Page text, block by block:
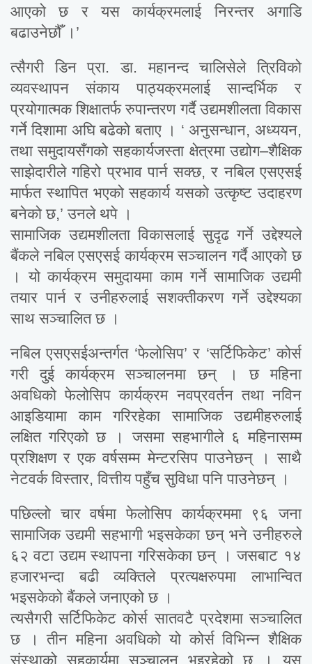
आएको छ र यस कार्यक्रमलाई निरन्तर अगाडि
बढाउनेछौँ ।’
त्सैगरी डिन प्रा. डा. महानन्द चालिसेले त्रिविको
व्यवस्थापन संकाय पाठ्यक्रमलाई सान्दर्भिक र
प्रयोगात्मक शिक्षातर्फ रुपान्तरण गर्दै उद्यमशीलता विकास
गर्ने दिशामा अघि बढेको बताए । ‘ अनुसन्धान, अध्ययन,
तथा समुदायसँगको सहकार्यजस्ता क्षेत्रमा उद्योग–शैक्षिक
साझेदारीले गहिरो प्रभाव पार्न सक्छ, र नबिल एसएसई
मार्फत स्थापित भएको सहकार्य यसको उत्कृष्ट उदाहरण
बनेको छ,’ उनले थपे ।
सामाजिक उद्यमशीलता विकासलाई सुदृढ गर्ने उद्देश्यले
बैंकले नबिल एसएसई कार्यक्रम सञ्चालन गर्दै आएको छ
। यो कार्यक्रम समुदायमा काम गर्ने सामाजिक उद्यमी
तयार पार्न र उनीहरुलाई सशक्तीकरण गर्ने उद्देश्यका
साथ सञ्चालित छ ।
नबिल एसएसईअन्तर्गत ‘फेलोसिप’ र ‘सर्टिफिकेट’ कोर्स
गरी दुई कार्यक्रम सञ्चालनमा छन् । छ महिना
अवधिको फेलोसिप कार्यक्रम नवप्रवर्तन तथा नविन
आइडियामा काम गरिरहेका सामाजिक उद्यमीहरुलाई
लक्षित गरिएको छ । जसमा सहभागीले ६ महिनासम्म
प्रशिक्षण र एक वर्षसम्म मेन्टरसिप पाउनेछन् । साथै
नेटवर्क विस्तार, वित्तीय पहुँच सुविधा पनि पाउनेछन् ।
पछिल्लो चार वर्षमा फेलोसिप कार्यक्रममा ९६ जना
सामाजिक उद्यमी सहभागी भइसकेका छन् भने उनीहरुले
६२ वटा उद्यम स्थापना गरिसकेका छन् । जसबाट १४
हजारभन्दा बढी व्यक्तिले प्रत्यक्षरुपमा लाभान्वित
भइसकेको बैंकले जनाएको छ ।
त्यसैगरी सर्टिफिकेट कोर्स सातवटै प्रदेशमा सञ्चालित
छ । तीन महिना अवधिको यो कोर्स विभिन्न शैक्षिक
संस्थाको सहकार्यमा सञ्चालन भइरहेको छ । यस